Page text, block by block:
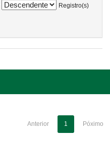
Registro(s)
Anterior 1 Póximo